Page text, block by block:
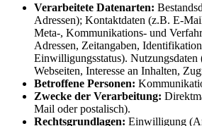
Verarbeitete Datenarten:
Adressen); Kontaktdaten (z.B. E-
Meta-, Kommunikations- und
Adressen, Zeitangaben,
Einwilligungsstatus). Nutzungsdaten
Webseiten, Interesse an Inhalten,
Betroffene Personen:
Zwecke der Verarbeitung:
Mail oder postalisch).
Rechtsgrundlagen: Einwilligung